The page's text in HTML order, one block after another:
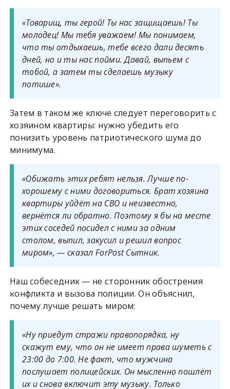
«Товарищ, ты герой! Ты нас защищаешь! Ты
молодец! Мы тебя уважаем! Мы понимаем,
что ты отдыхаешь, тебе всего дали десять
дней, но и ты нас пойми. Давай, выпьем с
тобой, а затем ты сделаешь музыку
потише».
Затем в таком же ключе следует переговорить с
хозяином квартиры: нужно убедить его
понизить уровень патриотического шума до
минимума.
«Обижать этих ребят нельзя. Лучше по-
хорошему с ними договориться. Брат хозяина
квартиры уйдёт на СВО и неизвестно,
вернётся ли обратно. Поэтому я бы на месте
этих соседей посидел с ними за одним
столом, выпил, закусил и решил вопрос
миром», — сказал ForPost Сытник.
Наш собеседник — не сторонник обострения
конфликта и вызова полиции. Он объяснил,
почему лучше решать миром:
«Ну приедут стражи правопорядка, ну
скажут ему, что он не имеет права шуметь с
23:00 до 7:00. Не факт, что мужчина
послушает полицейских. Он мысленно пошлёт
их и снова включит эту музыку. Только